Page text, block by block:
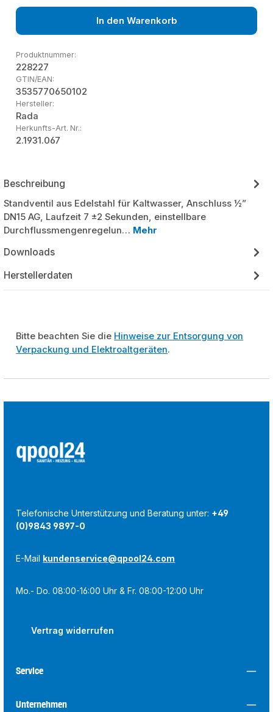
In den Warenkorb
Produktnummer:
228227
GTIN/EAN:
3535770650102
Hersteller:
Rada
Herkunfts-Art. Nr.:
2.1931.067
Beschreibung
Standventil aus Edelstahl für Kaltwasser, Anschluss ½”
DN15 AG, Laufzeit 7 ±2 Sekunden, einstellbare
Durchflussmengenregelun… Mehr
Downloads
Herstellerdaten
Bitte beachten Sie die Hinweise zur Entsorgung von
Verpackung und Elektroaltgeräten.
Telefonische Unterstützung und Beratung unter: +49
(0)9843 9897-0
E-Mail kundenservice@qpool24.com
Mo.- Do. 08:00-16:00 Uhr & Fr. 08:00-12:00 Uhr
Vertrag widerrufen
Service
Unternehmen